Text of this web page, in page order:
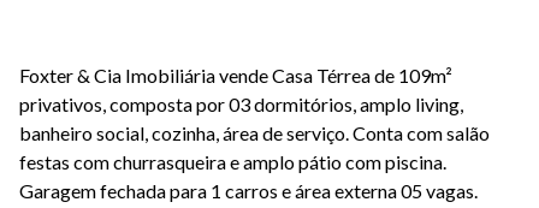
Foxter & Cia Imobiliária vende Casa Térrea de 109m²
privativos, composta por 03 dormitórios, amplo living,
banheiro social, cozinha, área de serviço. Conta com salão
festas com churrasqueira e amplo pátio com piscina.
Garagem fechada para 1 carros e área externa 05 vagas.